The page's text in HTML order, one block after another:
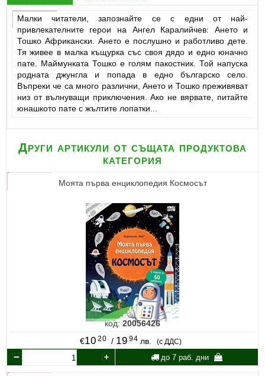
Малки читатели, запознайте се с едни от най-
привлекателните герои на Ангел Каралийчев: Ането и
Тошко Африкански. Ането е послушно и работливо дете.
Тя живее в малка къщурка със своя дядо и едно юначно
пате. Маймунката Тошко е голям пакостник. Той напуска
родната джунгла и попада в едно българско село.
Въпреки че са много различни, Ането и Тошко преживяват
низ от вълнуващи приключения. Ако не вярвате, питайте
юнашкото пате с жълтите лопатки...
Други артикули от същата продуктова
категория
Моята първа енциклопедия Космосът
код: 20056426
€10 20 / 19 94 лв. (с ДДС)
до 7 раб. дни